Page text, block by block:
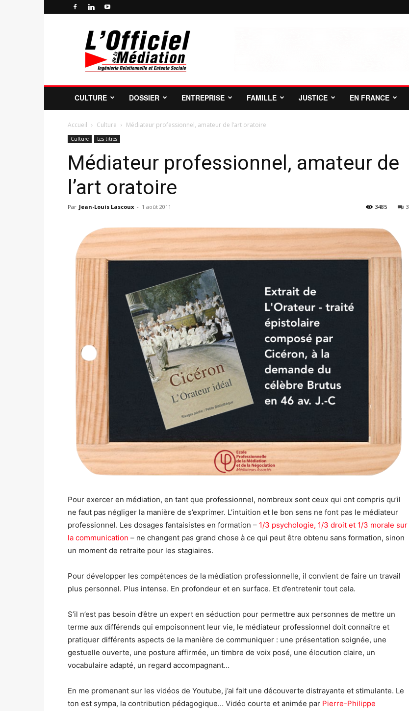
Officiel
Médiation
Professionnelle
et
de
Médiateur
CULTURE DOSSIER ENTREPRISE FAMILLE JUSTICE EN FRANCE
Accueil Culture Médiateur professionnel, amateur de l’art oratoire
Culture Les titres
Médiateur professionnel, amateur de
l’art oratoire
Par Jean-Louis Lascoux - 1 août 2011 3
3485
Pour exercer en médiation, en tant que professionnel, nombreux sont ceux qui ont compris qu’il
ne faut pas négliger la manière de s’exprimer. L’intuition et le bon sens ne font pas le médiateur
professionnel. Les dosages fantaisistes en formation – 1/3 psychologie, 1/3 droit et 1/3 morale sur
la communication – ne changent pas grand chose à ce qui peut être obtenu sans formation, sinon
un moment de retraite pour les stagiaires.
Pour développer les compétences de la médiation professionnelle, il convient de faire un travail
plus personnel. Plus intense. En profondeur et en surface. Et d’entretenir tout cela.
S’il n’est pas besoin d’être un expert en séduction pour permettre aux personnes de mettre un
terme aux différends qui empoisonnent leur vie, le médiateur professionnel doit connaître et
pratiquer différents aspects de la manière de communiquer : une présentation soignée, une
gestuelle ouverte, une posture affirmée, un timbre de voix posé, une élocution claire, un
vocabulaire adapté, un regard accompagnant…
En me promenant sur les vidéos de Youtube, j’ai fait une découverte distrayante et stimulante. Le
ton est sympa, la contribution pédagogique… Vidéo courte et animée par Pierre-Philippe